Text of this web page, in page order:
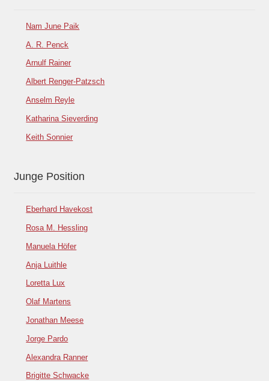
Nam June Paik
A. R. Penck
Arnulf Rainer
Albert Renger-Patzsch
Anselm Reyle
Katharina Sieverding
Keith Sonnier
Junge Position
Eberhard Havekost
Rosa M. Hessling
Manuela Höfer
Anja Luithle
Loretta Lux
Olaf Martens
Jonathan Meese
Jorge Pardo
Alexandra Ranner
Brigitte Schwacke